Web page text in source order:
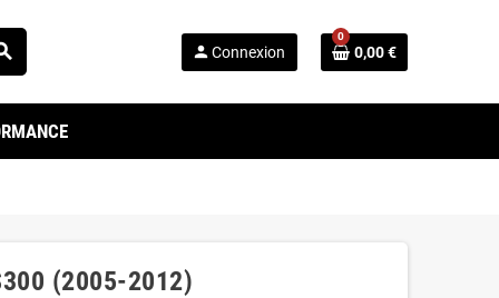
person Connexion
0
0,00 €
(2005-2012)